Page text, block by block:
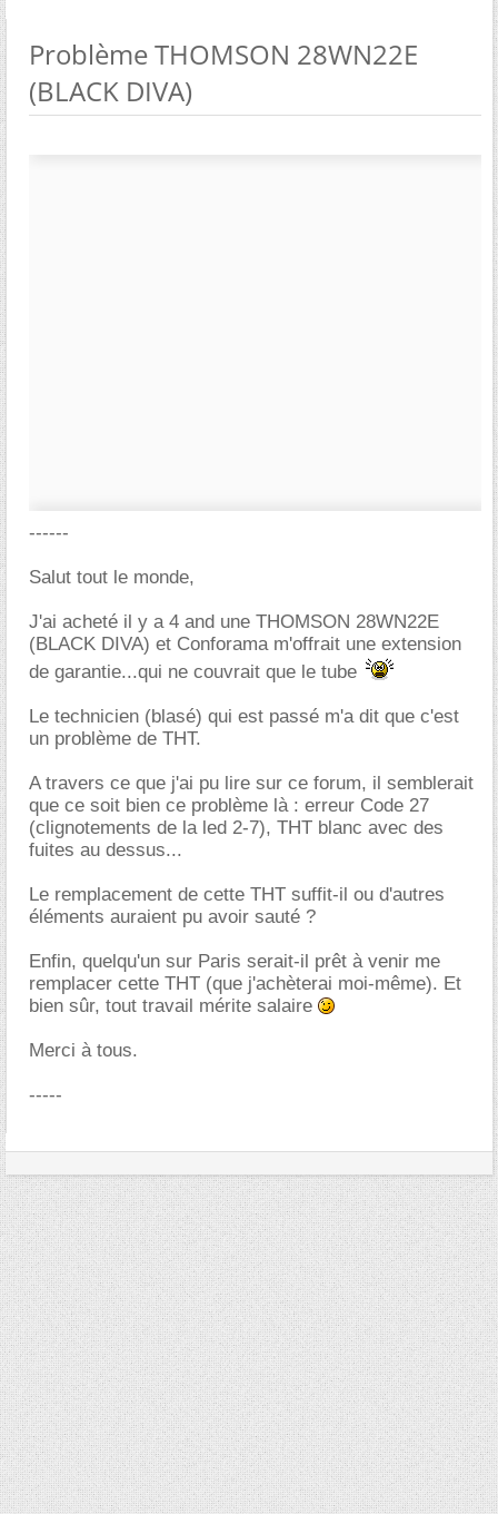
Problème THOMSON 28WN22E
(BLACK DIVA)
------
Salut tout le monde,
J'ai acheté il y a 4 and une THOMSON 28WN22E
(BLACK DIVA) et Conforama m'offrait une extension
de garantie...qui ne couvrait que le tube
Le technicien (blasé) qui est passé m'a dit que c'est
un problème de THT.
A travers ce que j'ai pu lire sur ce forum, il semblerait
que ce soit bien ce problème là : erreur Code 27
(clignotements de la led 2-7), THT blanc avec des
fuites au dessus...
Le remplacement de cette THT suffit-il ou d'autres
éléments auraient pu avoir sauté ?
Enfin, quelqu'un sur Paris serait-il prêt à venir me
remplacer cette THT (que j'achèterai moi-même). Et
bien sûr, tout travail mérite salaire
Merci à tous.
-----